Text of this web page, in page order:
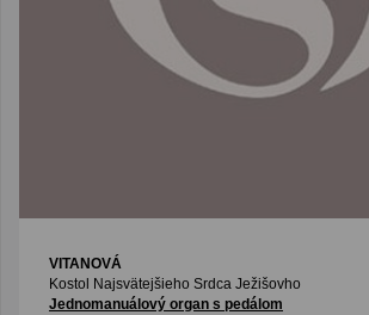
VITANOVÁ
Kostol Najsvätejšieho Srdca Ježišovho
Jednomanuálový organ s pedálom